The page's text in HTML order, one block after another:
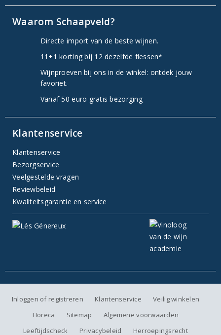
Waarom Schaapveld?
Directe import van de beste wijnen.
11+1 korting bij 12 dezelfde flessen*
Wijnproeven bij ons in de winkel: ontdek jouw
favoriet.
Vanaf 50 euro gratis bezorging
Klantenservice
Klantenservice
Bezorgservice
Veelgestelde vragen
Reviewbeleid
Kwaliteitsgarantie en service
Inloggen of registreren Klantenservice
Veilig winkelen
Horeca
Sitemap
Algemene voorwaarden
Leeftijdscheck
Privacybeleid Herroepingsrecht